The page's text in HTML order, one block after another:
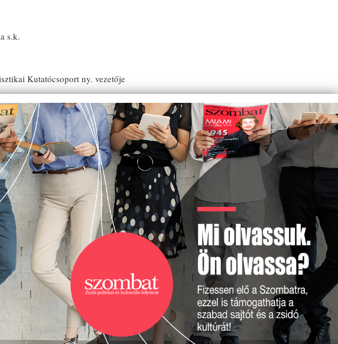
s.k.
Kutatócsoport ny. vezetője